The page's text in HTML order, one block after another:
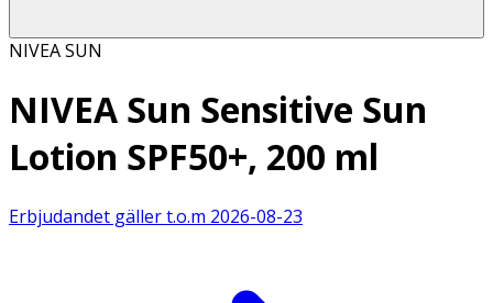
NIVEA SUN
NIVEA Sun Sensitive Sun
Lotion SPF50+, 200 ml
Erbjudandet gäller t.o.m 2026-08-23